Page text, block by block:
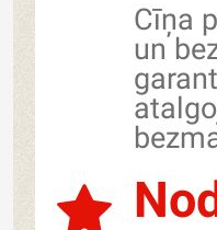
Cīņa
un